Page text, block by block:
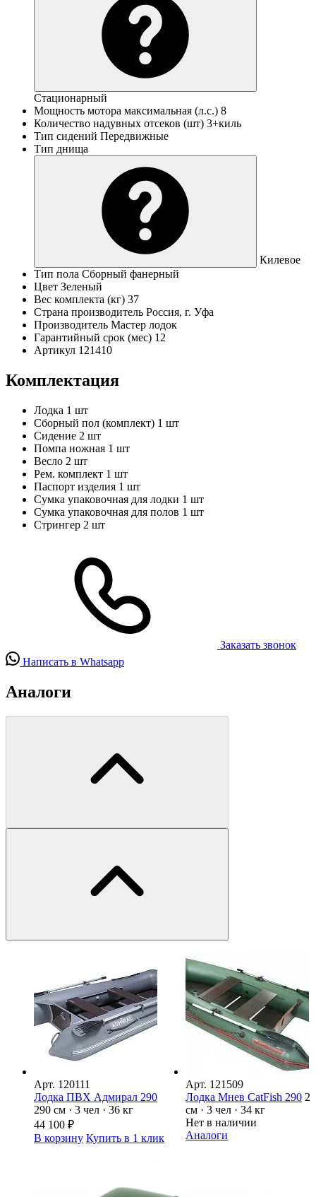
Стационарный
Мощность мотора максимальная (л.с.) 8
Количество надувных отсеков (шт) 3+киль
Тип сидений Передвижные
Тип днища
Килевое
Тип пола Сборный фанерный
Цвет Зеленый
Вес комплекта (кг) 37
Страна производитель Россия, г. Уфа
Производитель Мастер лодок
Гарантийный срок (мес) 12
Артикул 121410
Комплектация
Лодка 1 шт
Сборный пол (комплект) 1 шт
Сидение 2 шт
Помпа ножная 1 шт
Весло 2 шт
Рем. комплект 1 шт
Паспорт изделия 1 шт
Сумка упаковочная для лодки 1 шт
Сумка упаковочная для полов 1 шт
Стрингер 2 шт
Заказать звонок
Написать в Whatsapp
Аналоги
Арт. 120111
Лодка ПВХ Адмирал 290
290 см · 3 чел · 36 кг
44 100 ₽
В корзину Купить в 1 клик
Арт. 121509
Лодка Мнев CatFish 290
см · 3 чел · 34 кг
Нет в наличии
Аналоги